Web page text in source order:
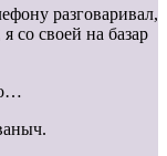
разговаривал,
со своей на базар